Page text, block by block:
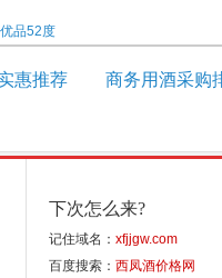
品52度
惠推荐 商务用酒采购
下次怎么来?
记住域名： xfjjgw.com
百度搜索： 西凤酒价格网